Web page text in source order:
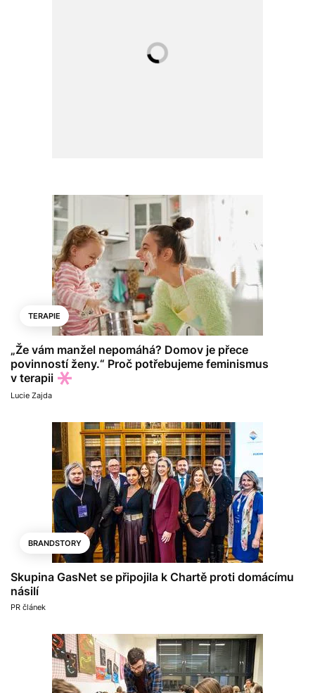
TERAPIE
„Že vám manžel nepomáhá? Domov je přece
povinností ženy.“ Proč potřebujeme feminismus
v terapii
Lucie Zajda
BRANDSTORY
Skupina GasNet se připojila k Chartě proti domácímu
násilí
PR článek